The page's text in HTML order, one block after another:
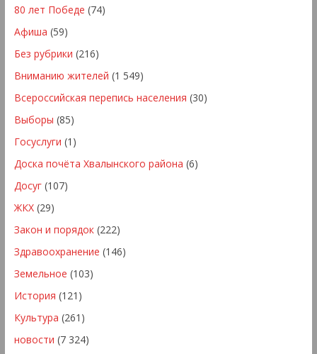
80 лет Победе (74)
Афиша (59)
Без рубрики (216)
Вниманию жителей (1 549)
Всероссийская перепись населения (30)
Выборы (85)
Госуслуги (1)
Доска почёта Хвалынского района (6)
Досуг(107)
ЖКХ(29)
Закон и порядок(222)
Здравоохранение (146)
Земельное (103)
История (121)
Культура (261)
новости (7 324)